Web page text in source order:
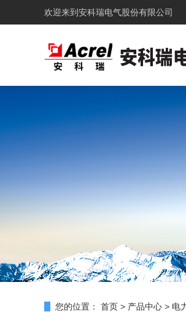
欢迎来到 安科瑞电气股份有限公司
您的位置： 首页 > 产品中心 > 电